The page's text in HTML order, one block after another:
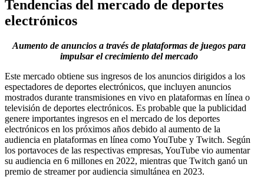
Tendencias del mercado de deportes
electrónicos
Aumento de anuncios a través de plataformas de juegos para
impulsar el crecimiento del mercado
Este mercado obtiene sus ingresos de los anuncios dirigidos a los
espectadores de deportes electrónicos, que incluyen anuncios
mostrados durante transmisiones en vivo en plataformas en línea o
televisión de deportes electrónicos. Es probable que la publicidad
genere importantes ingresos en el mercado de los deportes
electrónicos en los próximos años debido al aumento de la
audiencia en plataformas en línea como YouTube y Twitch. Según
los portavoces de las respectivas empresas, YouTube vio aumentar
su audiencia en 6 millones en 2022, mientras que Twitch ganó un
premio de streamer por audiencia simultánea en 2023.